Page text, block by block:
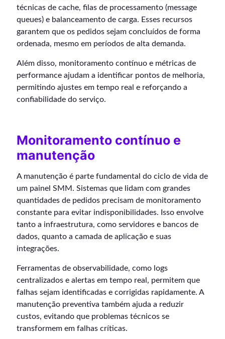
técnicas de cache, filas de processamento (message
queues) e balanceamento de carga. Esses recursos
garantem que os pedidos sejam concluídos de forma
ordenada, mesmo em períodos de alta demanda.
Além disso, monitoramento contínuo e métricas de
performance ajudam a identificar pontos de melhoria,
permitindo ajustes em tempo real e reforçando a
confiabilidade do serviço.
Monitoramento contínuo e
manutenção
A manutenção é parte fundamental do ciclo de vida de
um painel SMM. Sistemas que lidam com grandes
quantidades de pedidos precisam de monitoramento
constante para evitar indisponibilidades. Isso envolve
tanto a infraestrutura, como servidores e bancos de
dados, quanto a camada de aplicação e suas
integrações.
Ferramentas de observabilidade, como logs
centralizados e alertas em tempo real, permitem que
falhas sejam identificadas e corrigidas rapidamente. A
manutenção preventiva também ajuda a reduzir
custos, evitando que problemas técnicos se
transformem em falhas críticas.